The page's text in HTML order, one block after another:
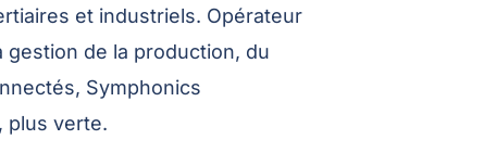
et industriels. Opérateur
de la production, du
Symphonics
plus verte.